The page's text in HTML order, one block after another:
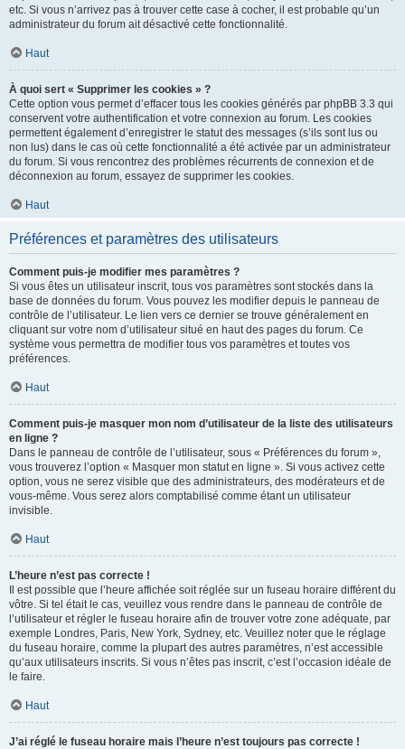
etc. Si vous n’arrivez pas à trouver cette case à cocher, il est probable qu’un
administrateur du forum ait désactivé cette fonctionnalité.
Haut
À quoi sert « Supprimer les cookies » ?
Cette option vous permet d’effacer tous les cookies générés par phpBB 3.3 qui
conservent votre authentification et votre connexion au forum. Les cookies
permettent également d’enregistrer le statut des messages (s’ils sont lus ou
non lus) dans le cas où cette fonctionnalité a été activée par un administrateur
du forum. Si vous rencontrez des problèmes récurrents de connexion et de
déconnexion au forum, essayez de supprimer les cookies.
Haut
Préférences et paramètres des utilisateurs
Comment puis-je modifier mes paramètres ?
Si vous êtes un utilisateur inscrit, tous vos paramètres sont stockés dans la
base de données du forum. Vous pouvez les modifier depuis le panneau de
contrôle de l’utilisateur. Le lien vers ce dernier se trouve généralement en
cliquant sur votre nom d’utilisateur situé en haut des pages du forum. Ce
système vous permettra de modifier tous vos paramètres et toutes vos
préférences.
Haut
Comment puis-je masquer mon nom d’utilisateur de la liste des utilisateurs
en ligne ?
Dans le panneau de contrôle de l’utilisateur, sous « Préférences du forum »,
vous trouverez l’option « Masquer mon statut en ligne ». Si vous activez cette
option, vous ne serez visible que des administrateurs, des modérateurs et de
vous-même. Vous serez alors comptabilisé comme étant un utilisateur
invisible.
Haut
L’heure n’est pas correcte !
Il est possible que l’heure affichée soit réglée sur un fuseau horaire différent du
vôtre. Si tel était le cas, veuillez vous rendre dans le panneau de contrôle de
l’utilisateur et régler le fuseau horaire afin de trouver votre zone adéquate, par
exemple Londres, Paris, New York, Sydney, etc. Veuillez noter que le réglage
du fuseau horaire, comme la plupart des autres paramètres, n’est accessible
qu’aux utilisateurs inscrits. Si vous n’êtes pas inscrit, c’est l’occasion idéale de
le faire.
Haut
J’ai réglé le fuseau horaire mais l’heure n’est toujours pas correcte !